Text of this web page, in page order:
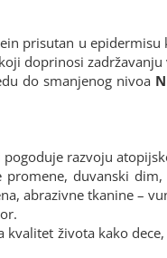
Miloš
prisutan u
doprinosi
do smanjenog nivoa
razvoju
promene, duvanski
abrazivne tkanine –
života kako